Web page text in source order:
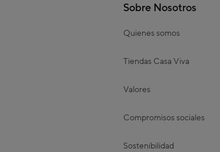
Sobre Nosotros
Quienes somos
Tiendas Casa Viva
Valores
Compromisos sociales
Sostenibilidad